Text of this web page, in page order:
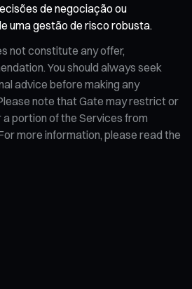
de negociação ou
uma gestão de risco robusta.
not constitute any offer,
You should always seek
advice before making any
note that Gate may restrict or
a portion of the Services from
more information, please read the